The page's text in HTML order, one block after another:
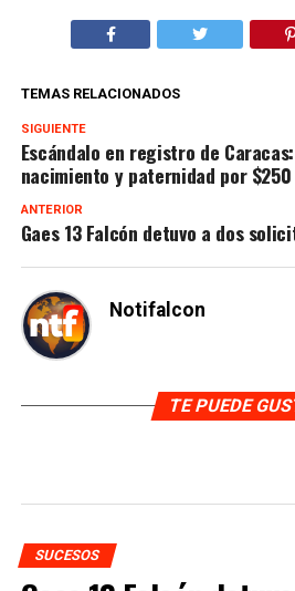
TEMAS RELACIONADOS
SIGUIENTE
Escándalo en registro de
nacimiento y paternidad por $250
ANTERIOR
Gaes 13 Falcón detuvo a dos
Notifalcon
TE PUEDE
SUCESOS